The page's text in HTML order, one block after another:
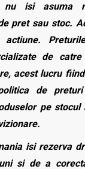
nu isi asuma
pret sau stoc.
de
acest lucru
de
pe
isi rezerva
si de a